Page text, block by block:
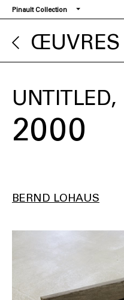
Aller
au
contenu
principal
Pinault Collection
ŒUVRES
UNTITLED
2000
BERND LOHAUS